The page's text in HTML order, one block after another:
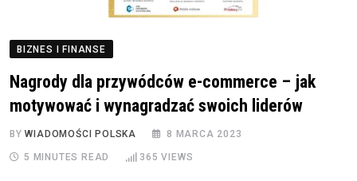
BIZNES I FINANSE
Nagrody dla przywódców e-commerce – jak
motywować i wynagradzać swoich liderów
BYWIADOMOŚCI POLSKA 8 MARCA 2023
5 MINUTES READ 365 VIEWS